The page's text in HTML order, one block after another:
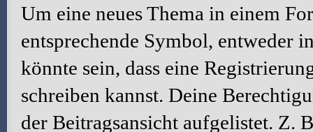
Um eine neues Thema in einem
entsprechende Symbol, entweder
könnte sein, dass eine
schreiben kannst. Deine
der Beitragsansicht aufgelistet. Z.